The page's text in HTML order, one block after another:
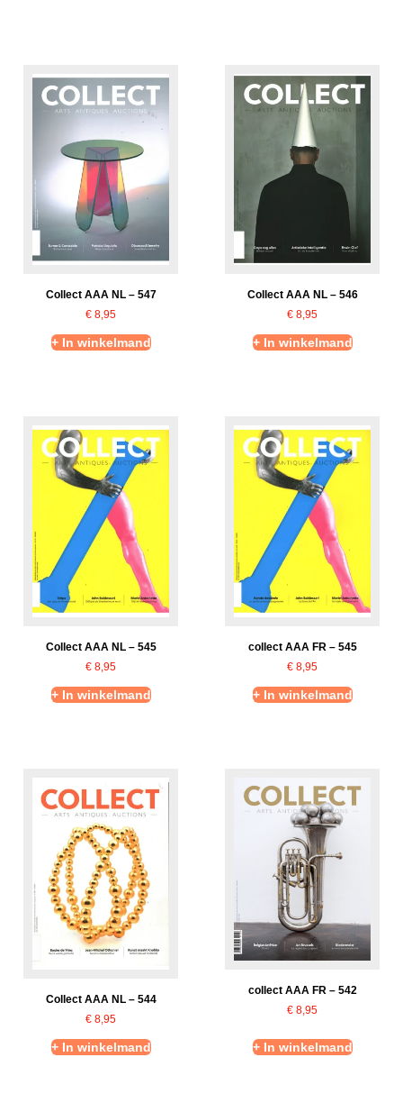
Collect AAA NL – 547
€ 8,95
+ In winkelmand
Collect AAA NL – 546
€ 8,95
+ In winkelmand
Collect AAA NL – 545
€ 8,95
+ In winkelmand
collect AAA FR – 545
€ 8,95
+ In winkelmand
Collect AAA NL – 544
€ 8,95
+ In winkelmand
collect AAA FR – 542
€ 8,95
+ In winkelmand